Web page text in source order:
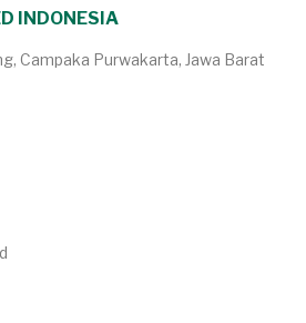
INDONESIA
Campaka Purwakarta, Jawa Barat